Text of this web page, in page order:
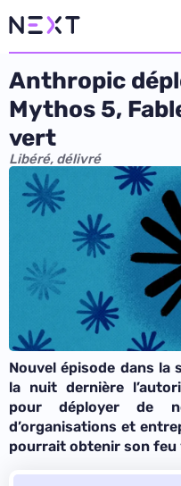
Anthropic
Mythos 5,
vert
Libéré, délivré
Nouvel épisode dans la
la nuit dernière
pour déployer de
d’organisations et
pourrait obtenir son feu